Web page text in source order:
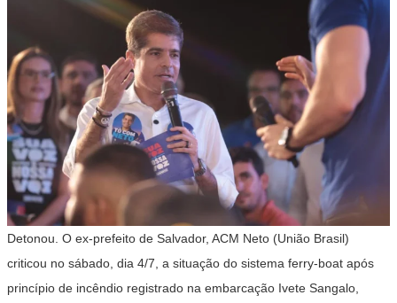
Detonou. O ex-prefeito de Salvador, ACM Neto (União Brasil)
criticou no sábado, dia 4/7, a situação do sistema ferry-boat após
princípio de incêndio registrado na embarcação Ivete Sangalo,